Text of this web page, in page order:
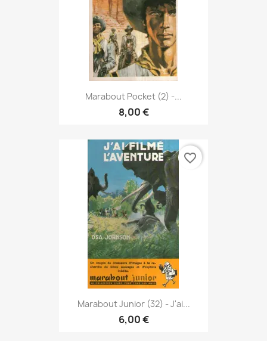
Marabout Pocket (2) -...
8,00 €
Marabout Junior (32) - J'ai...
6,00 €
favorite_border